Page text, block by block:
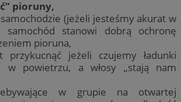
pioruny,
(jeżeli jesteśmy akurat w
samochód stanowi dobrą ochronę
pioruna,
przykucnąć jeżeli czujemy ładunki
w powietrzu, a włosy „stają nam
w grupie na otwartej